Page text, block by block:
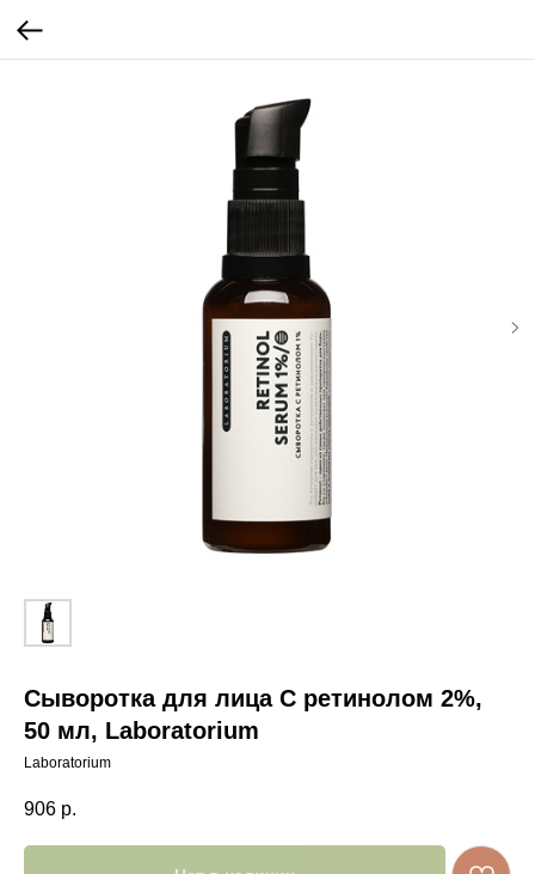
Сыворотка для лица С ретинолом 2%,
50 мл, Laboratorium
Laboratorium
906 р.